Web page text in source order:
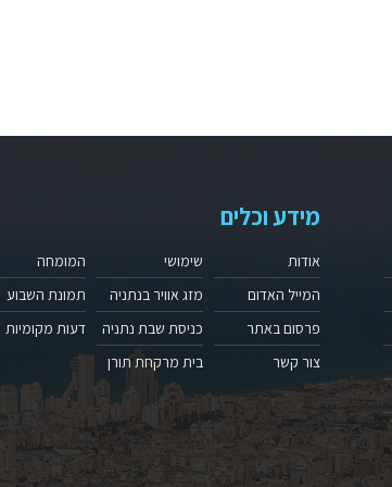
מידע וכלים
אודות
המייל האדום
פרסום באתר
צור קשר
שימושי
מזג אוויר בנתניה
כניסת שבת נתניה
בית מרקחת תורן
המומחה
תמונת השבוע
דעות מקומיות